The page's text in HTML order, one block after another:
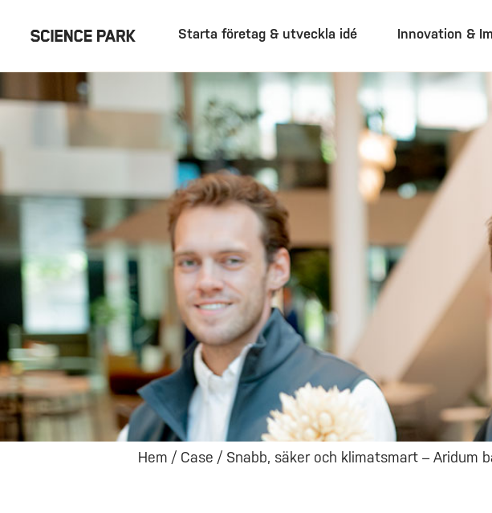
Starta företag & utveckla idé Innovation &
Hem / Case / Snabb, säker och klimatsmart – Aridum